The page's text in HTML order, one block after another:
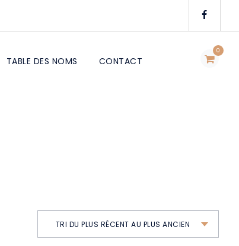
0
TABLE DES NOMS CONTACT
TRI DU PLUS RÉCENT AU PLUS ANCIEN